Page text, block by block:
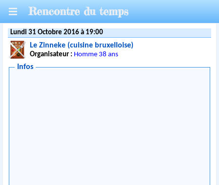
Rencontre du temps
Lundi 31 Octobre 2016 à 19:00
Le Zinneke (cuisine bruxelloise)
Organisateur : Homme 38 ans
Infos